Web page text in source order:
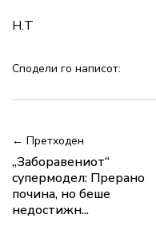
Н.Т
Сподели го написот:
← Претходен
„Заборавениот“
супермодел: Прерано
почина, но беше
недостижн...